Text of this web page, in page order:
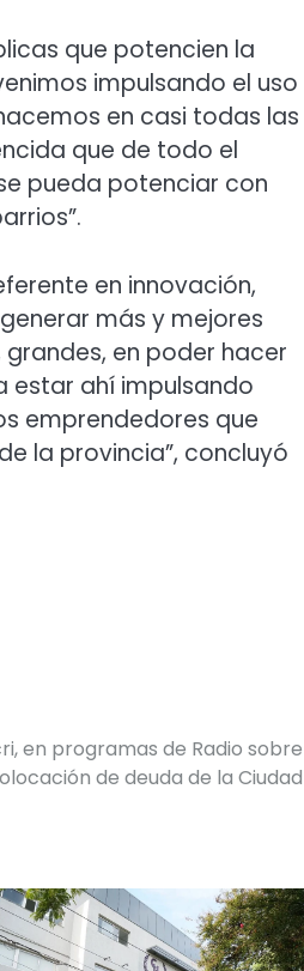
que potencien la
impulsando el uso
en casi todas las
que de todo el
pueda potenciar con
en innovación,
más y mejores
en poder hacer
ahí impulsando
emprendedores que
la provincia”, concluyó
en programas de Radio sobre
de deuda de la Ciudad